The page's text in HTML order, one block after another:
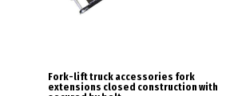
Fork-lift truck accessories fork
extensions closed construction with